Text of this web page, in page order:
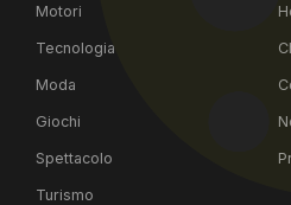
Motori
Tecnologia
Moda
Giochi
Spettacolo
Turismo